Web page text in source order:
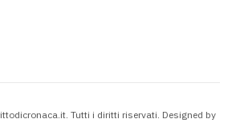
Tutti i diritti riservati. Designed by